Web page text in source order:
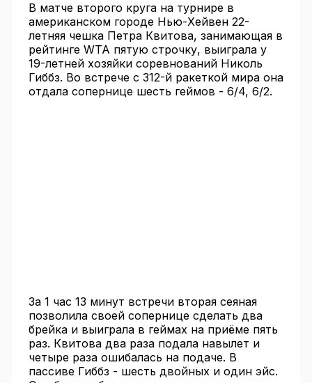
В матче второго круга на турнире в
американском городе Нью-Хейвен 22-
летняя чешка Петра Квитова, занимающая в
рейтинге WTA пятую строчку, выиграла у
19-летней хозяйки соревнований Николь
Гиббз. Во встрече с 312-й ракеткой мира она
отдала сопернице шесть геймов - 6/4, 6/2.
За 1 час 13 минут встречи вторая сеяная
позволила своей сопернице сделать два
брейка и выиграла в геймах на приёме пять
раз. Квитова два раза подала навылет и
четыре раза ошибалась на подаче. В
пассиве Гиббз - шесть двойных и один эйс.